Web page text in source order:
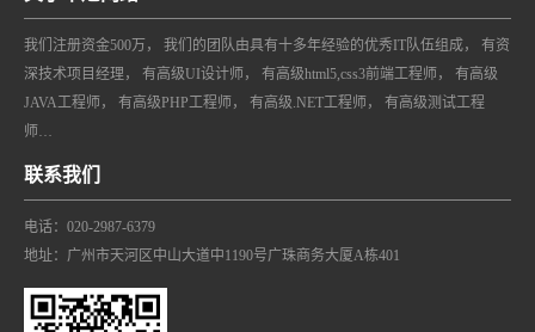
我们注册资金500万， 我们的团队由具有十多年经验的优秀IT队伍组成， 有资
深技术项目经理， 有高级UI设计师， 有高级html5,css3前端工程师， 有高级
JAVA工程师， 有高级PHP工程师， 有高级.NET工程师， 有高级测试工程
师…
联系我们
电话：020-2987-6379
地址：广州市天河区中山大道中1190号广珠商务大厦A栋401